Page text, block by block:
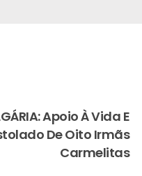
Apoio À Vida E
De Oito Irmãs
Carmelitas